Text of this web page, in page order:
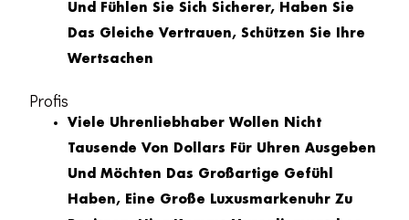
Und Fühlen Sie Sich Sicherer, Haben Sie
Das Gleiche Vertrauen, Schützen Sie Ihre
Wertsachen
Profis
Viele Uhrenliebhaber Wollen Nicht
Tausende Von Dollars Für Uhren Ausgeben
Und Möchten Das Großartige Gefühl
Haben, Eine Große Luxusmarkenuhr Zu